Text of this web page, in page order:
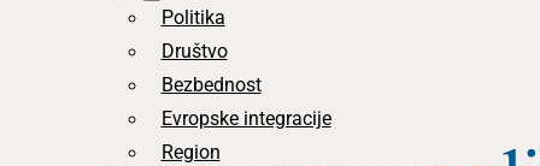
Politika
Društvo
Bezbednost
Evropske integracije
Region